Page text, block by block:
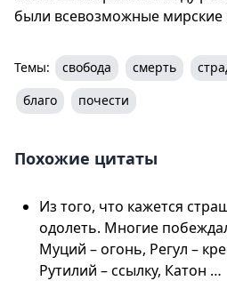
были всевозможные мирские
Темы: свобода смерть
благо
почести
Похожие цитаты
Из того, что кажется
одолеть. Многие
Муций – огонь, Регул –
Рутилий – ссылку, Катон …